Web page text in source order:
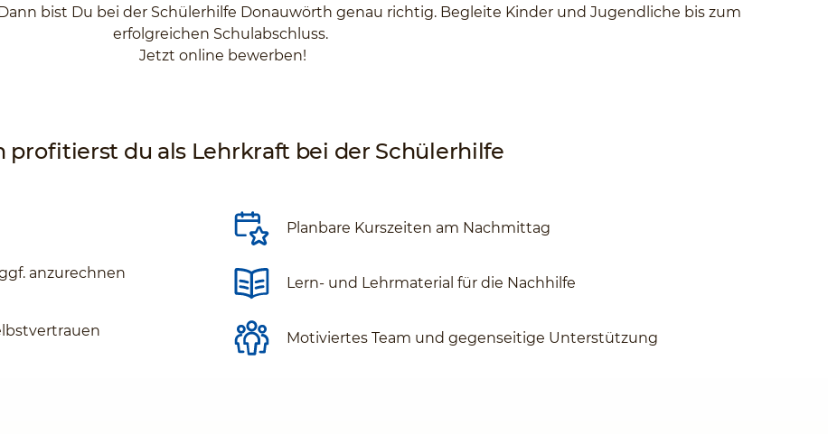
bist Du bei der Schülerhilfe Donauwörth genau richtig. Begleite Kinder und Jugendliche bis zum
erfolgreichen Schulabschluss.
Jetzt online bewerben!
profitierst du als Lehrkraft bei der Schülerhilfe
anzurechnen
Planbare Kurszeiten am Nachmittag
Lern- und Lehrmaterial für die Nachhilfe
Motiviertes Team und gegenseitige Unterstützung